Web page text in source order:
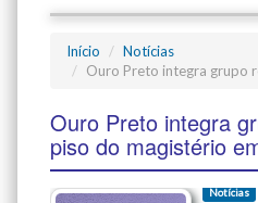
Início
Notícias
Ouro Preto integra grupo
Ouro Preto integra
piso do magistério
Notícias